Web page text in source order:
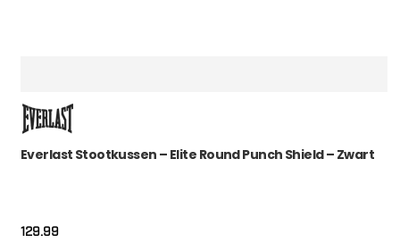
Everlast Stootkussen – Elite Round Punch Shield – Zwart
129.99